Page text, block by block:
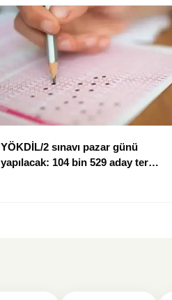
YÖKDİL/2 sınavı pazar günü
yapılacak: 104 bin 529 aday ter